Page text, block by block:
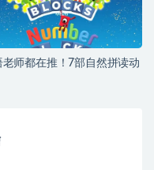
老师都在推！7部自然拼读动